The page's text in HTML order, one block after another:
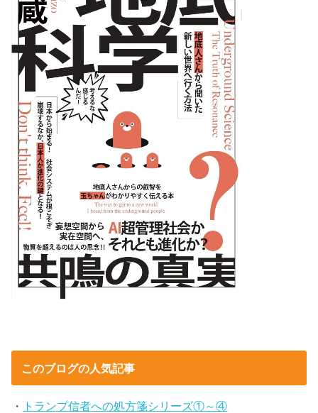
このブログの人気記事
・ トランプ信者への処方箋シリーズ①～④